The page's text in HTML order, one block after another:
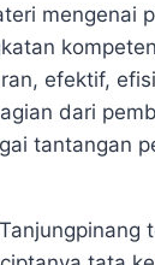
mengenai
efektif,
dari
tantangan